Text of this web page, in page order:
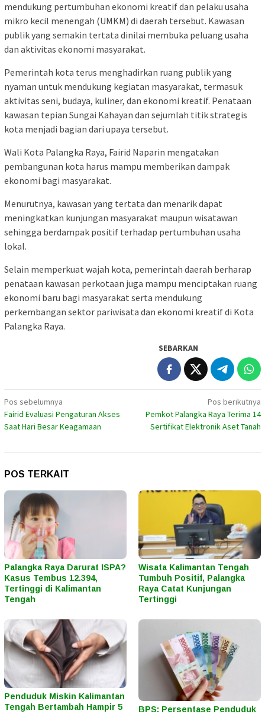
mendukung pertumbuhan ekonomi kreatif dan pelaku usaha
mikro kecil menengah (UMKM) di daerah tersebut. Kawasan
publik yang semakin tertata dinilai membuka peluang usaha
dan aktivitas ekonomi masyarakat.
Pemerintah kota terus menghadirkan ruang publik yang
nyaman untuk mendukung kegiatan masyarakat, termasuk
aktivitas seni, budaya, kuliner, dan ekonomi kreatif. Penataan
kawasan tepian Sungai Kahayan dan sejumlah titik strategis
kota menjadi bagian dari upaya tersebut.
Wali Kota Palangka Raya, Fairid Naparin mengatakan
pembangunan kota harus mampu memberikan dampak
ekonomi bagi masyarakat.
Menurutnya, kawasan yang tertata dan menarik dapat
meningkatkan kunjungan masyarakat maupun wisatawan
sehingga berdampak positif terhadap pertumbuhan usaha
lokal.
Selain memperkuat wajah kota, pemerintah daerah berharap
penataan kawasan perkotaan juga mampu menciptakan ruang
ekonomi baru bagi masyarakat serta mendukung
perkembangan sektor pariwisata dan ekonomi kreatif di Kota
Palangka Raya.
SEBARKAN
Navigasi
pos
Pos sebelumnya
Fairid Evaluasi Pengaturan Akses
Saat Hari Besar Keagamaan
Pos berikutnya
Pemkot Palangka Raya Terima 14
Sertifikat Elektronik Aset Tanah
POS TERKAIT
Palangka Raya Darurat ISPA?
Kasus Tembus 12.394,
Tertinggi di Kalimantan
Tengah
Wisata Kalimantan Tengah
Tumbuh Positif, Palangka
Raya Catat Kunjungan
Tertinggi
Penduduk Miskin Kalimantan
Tengah Bertambah Hampir 5
BPS: Persentase Penduduk